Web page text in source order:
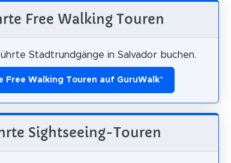
Free Walking Touren
Stadtrundgänge in Salvador buchen.
Free Walking Touren auf GuruWalk*
Sightseeing-Touren